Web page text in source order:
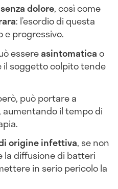
dolore, così come
: l’esordio di questa
e progressivo.
essereasintomaticao
il soggetto colpito tende
può portare a
, aumentando il tempo di
origine infettiva, se non
diffusione di batteri
in serio pericolo la